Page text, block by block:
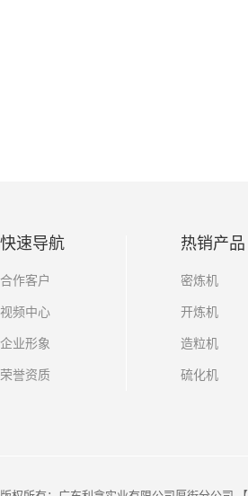
快速导航
合作客户
视频中心
企业形象
荣誉资质
热销产品
密炼机
开炼机
造粒机
硫化机